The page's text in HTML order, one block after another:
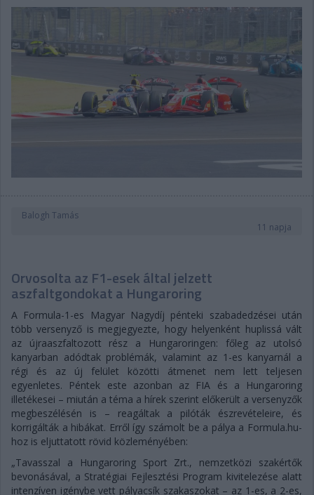
Balogh Tamás
11 napja
Orvosolta az F1-esek által jelzett
aszfaltgondokat a Hungaroring
A Formula-1-es Magyar Nagydíj pénteki szabadedzései után
több versenyző is megjegyezte, hogy helyenként huplissá vált
az újraaszfaltozott rész a Hungaroringen: főleg az utolsó
kanyarban adódtak problémák, valamint az 1-es kanyarnál a
régi és az új felület közötti átmenet nem lett teljesen
egyenletes. Péntek este azonban az FIA és a Hungaroring
illetékesei – miután a téma a hírek szerint előkerült a versenyzők
megbeszélésén is – reagáltak a pilóták észrevételeire, és
korrigálták a hibákat. Erről így számolt be a pálya a Formula.hu-
hoz is eljuttatott rövid közleményében:
„Tavasszal a Hungaroring Sport Zrt., nemzetközi szakértők
bevonásával, a Stratégiai Fejlesztési Program kivitelezése alatt
intenzíven igénybe vett pályacsík szakaszokat – az 1-es, a 2-es,